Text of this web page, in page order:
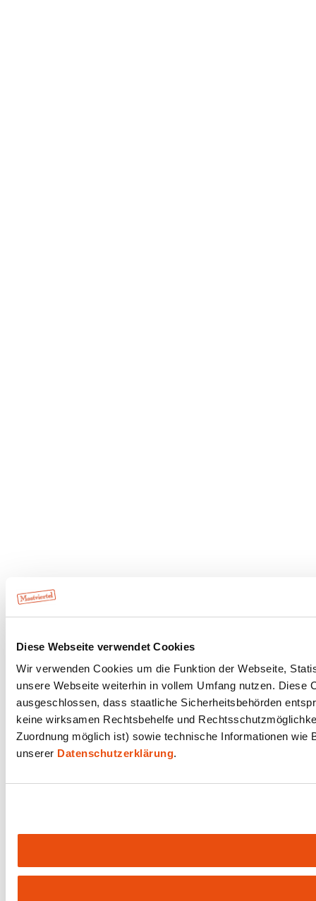
Diese Webseite verwendet Cookies
Wir verwenden Cookies um die Funktion der Webseite,
unsere Webseite weiterhin in vollem Umfang nutzen.
ausgeschlossen, dass staatliche Sicherheitsbehörden
keine wirksamen Rechtsbehelfe und
Zuordnung möglich ist) sowie technische Informationen wie
unserer Datenschutzerklärung.